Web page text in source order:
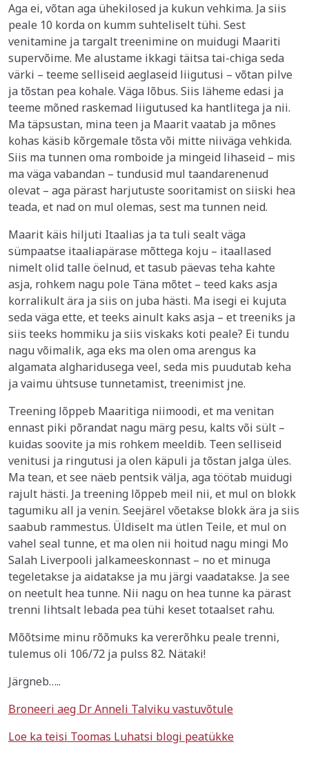
Aga ei, võtan aga ühekilosed ja kukun vehkima. Ja siis
peale 10 korda on kumm suhteliselt tühi. Sest
venitamine ja targalt treenimine on muidugi Maariti
supervõime. Me alustame ikkagi täitsa tai-chiga seda
värki – teeme selliseid aeglaseid liigutusi – võtan pilve
ja tõstan pea kohale. Väga lõbus. Siis läheme edasi ja
teeme mõned raskemad liigutused ka hantlitega ja nii.
Ma täpsustan, mina teen ja Maarit vaatab ja mõnes
kohas käsib kõrgemale tõsta või mitte niiväga vehkida.
Siis ma tunnen oma romboide ja mingeid lihaseid – mis
ma väga vabandan – tundusid mul taandarenenud
olevat – aga pärast harjutuste sooritamist on siiski hea
teada, et nad on mul olemas, sest ma tunnen neid.
Maarit käis hiljuti Itaalias ja ta tuli sealt väga
sümpaatse itaaliapärase mõttega koju – itaallased
nimelt olid talle öelnud, et tasub päevas teha kahte
asja, rohkem nagu pole Täna mõtet – teed kaks asja
korralikult ära ja siis on juba hästi. Ma isegi ei kujuta
seda väga ette, et teeks ainult kaks asja – et treeniks ja
siis teeks hommiku ja siis viskaks koti peale? Ei tundu
nagu võimalik, aga eks ma olen oma arengus ka
algamata algharidusega veel, seda mis puudutab keha
ja vaimu ühtsuse tunnetamist, treenimist jne.
Treening lõppeb Maaritiga niimoodi, et ma venitan
ennast piki põrandat nagu märg pesu, kalts või sült –
kuidas soovite ja mis rohkem meeldib. Teen selliseid
venitusi ja ringutusi ja olen käpuli ja tõstan jalga üles.
Ma tean, et see näeb pentsik välja, aga töötab muidugi
rajult hästi. Ja treening lõppeb meil nii, et mul on blokk
tagumiku all ja venin. Seejärel võetakse blokk ära ja siis
saabub rammestus. Üldiselt ma ütlen Teile, et mul on
vahel seal tunne, et ma olen nii hoitud nagu mingi Mo
Salah Liverpooli jalkameeskonnast – no et minuga
tegeletakse ja aidatakse ja mu järgi vaadatakse. Ja see
on neetult hea tunne. Nii nagu on hea tunne ka pärast
trenni lihtsalt lebada pea tühi keset totaalset rahu.
Mõõtsime minu rõõmuks ka vererõhku peale trenni,
tulemus oli 106/72 ja pulss 82. Nätaki!
Järgneb…..
Broneeri aeg Dr Anneli Talviku vastuvõtule
Loe ka teisi Toomas Luhatsi blogi peatükke